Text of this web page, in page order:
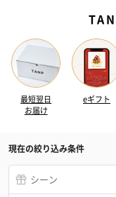
最短翌日
お届け
eギフト
現在の絞り込み条件
シーン